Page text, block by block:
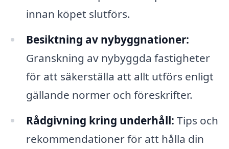
innan köpet slutförs.
Besiktning av nybyggnationer:
Granskning av nybyggda fastigheter
för att säkerställa att allt utförs enligt
gällande normer och föreskrifter.
Rådgivning kring underhåll: Tips och
rekommendationer för att hålla din